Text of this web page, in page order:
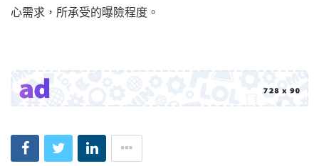
心需求，所承受的曝險程度。